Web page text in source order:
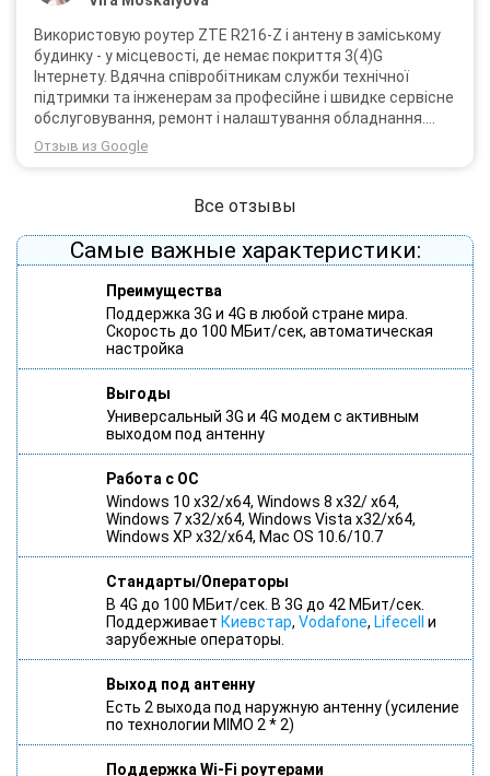
Використовую роутер ZTE R216-Z і антену в заміському
будинку - у місцевості, де немає покриття 3(4)G
Інтернету. Вдячна співробітникам служби технічної
підтримки та інженерам за професійне і швидке сервісне
обслуговування, ремонт і налаштування обладнання.
Через 3 роки після покупки я не шкодую про прийняте
тоді рішення придбати обладнання в компанії 3G star
Отзыв из Google
Все отзывы
Самые важные характеристики:
Преимущества
Поддержка 3G и 4G в любой стране мира.
Скорость до 100 МБит/сек, автоматическая
настройка
Выгоды
Универсальный 3G и 4G модем с активным
выходом под антенну
Работа с ОС
Windows 10 x32/x64, Windows 8 x32/ x64,
Windows 7 x32/x64, Windows Vista x32/х64,
Windows XP x32/х64, Mac OS 10.6/10.7
Стандарты/Операторы
В 4G до 100 МБит/сек. В 3G до 42 МБит/сек.
Поддерживает Киевстар, Vodafone, Lifecell
и
зарубежные операторы.
Выход под антенну
Есть 2 выхода под наружную антенну (усиление
по технологии MIMO 2 * 2)
Поддержка Wi-Fi роутерами